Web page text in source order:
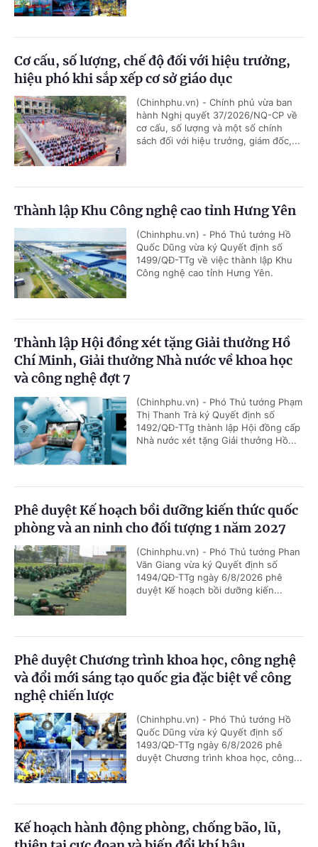
Cơ cấu, số lượng, chế độ đối với hiệu trưởng,
hiệu phó khi sắp xếp cơ sở giáo dục
(Chinhphu.vn) - Chính phủ vừa ban
hành Nghị quyết 37/2026/NQ-CP về
cơ cấu, số lượng và một số chính
sách đối với hiệu trưởng, giám đốc,...
Thành lập Khu Công nghệ cao tỉnh Hưng Yên
(Chinhphu.vn) - Phó Thủ tướng Hồ
Quốc Dũng vừa ký Quyết định số
1499/QĐ-TTg về việc thành lập Khu
Công nghệ cao tỉnh Hưng Yên.
Thành lập Hội đồng xét tặng Giải thưởng Hồ
Chí Minh, Giải thưởng Nhà nước về khoa học
và công nghệ đợt 7
(Chinhphu.vn) - Phó Thủ tướng Phạm
Thị Thanh Trà ký Quyết định số
1492/QĐ-TTg thành lập Hội đồng cấp
Nhà nước xét tặng Giải thưởng Hồ...
Phê duyệt Kế hoạch bồi dưỡng kiến thức quốc
phòng và an ninh cho đối tượng 1 năm 2027
(Chinhphu.vn) - Phó Thủ tướng Phan
Văn Giang vừa ký Quyết định số
1494/QĐ-TTg ngày 6/8/2026 phê
duyệt Kế hoạch bồi dưỡng kiến...
Phê duyệt Chương trình khoa học, công nghệ
và đổi mới sáng tạo quốc gia đặc biệt về công
nghệ chiến lược
(Chinhphu.vn) - Phó Thủ tướng Hồ
Quốc Dũng vừa ký Quyết định số
1493/QĐ-TTg ngày 6/8/2026 phê
duyệt Chương trình khoa học, công...
Kế hoạch hành động phòng, chống bão, lũ,